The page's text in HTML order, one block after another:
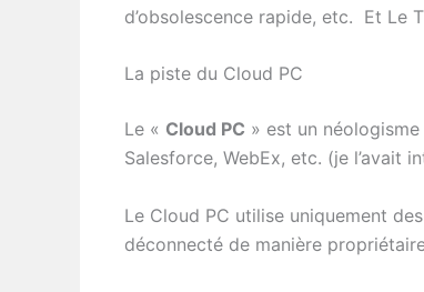
d’obsolescence rapide, etc. Et Le
La piste du Cloud PC
Le « Cloud PC » est un
Salesforce, WebEx, etc. (je l’avait
Le Cloud PC utilise uniquement
déconnecté de manière